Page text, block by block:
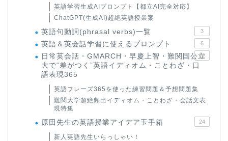
英語学習生成AIプロンプト【都立AI完全対応】
ChatGPT(生成AI)超絶英語授業案
英語句動詞(phrasal verbs)一覧 3
英語＆英会話学習に使えるプロンプト 6
日常英会話・GMARCH・早慶上智・難関国公立
大で“差がつく”英語イディオム・ことわざ・口
語表現365
22
英語フレーズ365を使った練習問題＆予想問題集
難関大学超絶頻出イディオム・ことわざ・会話文表
現特集
原田先生の英語授業アイデア玉手箱 24
新人英語先生いらっしゃい！